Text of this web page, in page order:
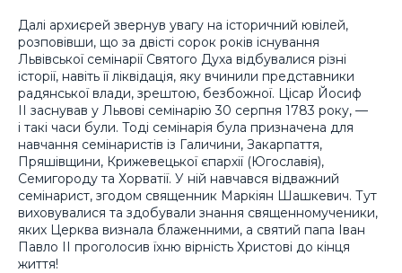
Далі архиєрей звернув увагу на історичний ювілей,
розповівши, що за двісті сорок років існування
Львівської семінарії Святого Духа відбувалися різні
історії, навіть її ліквідація, яку вчинили представники
радянської влади, зрештою, безбожної. Цісар Йосиф
ІІ заснував у Львові семінарію 30 серпня 1783 року, —
і такі часи були. Тоді семінарія була призначена для
навчання семінаристів із Галичини, Закарпаття,
Пряшівщини, Крижевецької єпархії (Югославія),
Семигороду та Хорватії. У ній навчався відважний
семінарист, згодом священник Маркіян Шашкевич. Тут
виховувалися та здобували знання священномученики,
яких Церква визнала блаженними, а святий папа Іван
Павло ІІ проголосив їхню вірність Христові до кінця
життя!